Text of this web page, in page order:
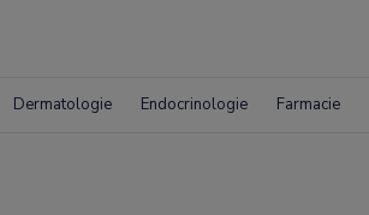
Dermatologie Endocrinologie Farmacie